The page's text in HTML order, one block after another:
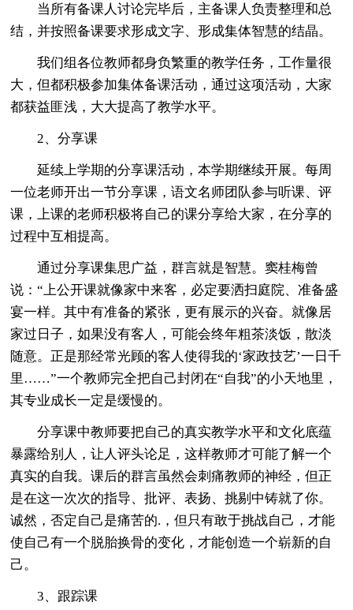
当所有备课人讨论完毕后，主备课人负责整理和总
结，并按照备课要求形成文字、形成集体智慧的结晶。
我们组各位教师都身负繁重的教学任务，工作量很
大，但都积极参加集体备课活动，通过这项活动，大家
都获益匪浅，大大提高了教学水平。
2、分享课
延续上学期的分享课活动，本学期继续开展。每周
一位老师开出一节分享课，语文名师团队参与听课、评
课，上课的老师积极将自己的课分享给大家，在分享的
过程中互相提高。
通过分享课集思广益，群言就是智慧。窦桂梅曾
说：“上公开课就像家中来客，必定要洒扫庭院、准备盛
宴一样。其中有准备的紧张，更有展示的兴奋。就像居
家过日子，如果没有客人，可能会终年粗茶淡饭，散淡
随意。正是那经常光顾的客人使得我的‘家政技艺’一日千
里……”一个教师完全把自己封闭在“自我”的小天地里，
其专业成长一定是缓慢的。
分享课中教师要把自己的真实教学水平和文化底蕴
暴露给别人，让人评头论足，这样教师才可能了解一个
真实的自我。课后的群言虽然会刺痛教师的神经，但正
是在这一次次的指导、批评、表扬、挑剔中铸就了你。
诚然，否定自己是痛苦的.，但只有敢于挑战自己，才能
使自己有一个脱胎换骨的变化，才能创造一个崭新的自
己。
3、跟踪课